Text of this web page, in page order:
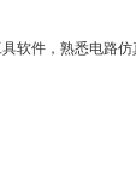
软件，熟悉电路仿